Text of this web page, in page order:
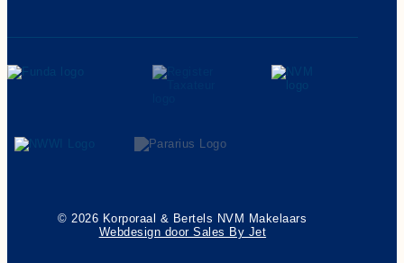
© 2026 Korporaal & Bertels NVM Makelaars
Webdesign door Sales By Jet